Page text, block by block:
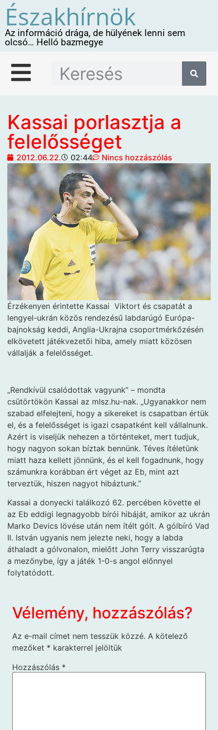
Északhírnök
Az információ drága, de hülyének lenni sem
olcsó… Helló bazmegye
Kassai porlasztja a
felelősséget
2012.06.22. 02:44 Nincs hozzászólás
Érzékenyen érintette Kassai Viktort és csapatát a
lengyel-ukrán közös rendezésű labdarúgó Európa-
bajnokság keddi, Anglia-Ukrajna csoportmérkőzésén
elkövetett játékvezetői hiba, amely miatt közösen
vállalják a felelősséget.
„Rendkívül csalódottak vagyunk” – mondta
csütörtökön Kassai az mlsz.hu-nak. „Ugyanakkor nem
szabad elfelejteni, hogy a sikereket is csapatban értük
el, és a felelősséget is igazi csapatként kell vállalnunk.
Azért is viseljük nehezen a történteket, mert tudjuk,
hogy nagyon sokan bíztak bennünk. Téves ítéletünk
miatt haza kellett jönnünk, és el kell fogadnunk, hogy
számunkra korábban ért véget az Eb, mint azt
terveztük, hiszen nagyot hibáztunk.”
Kassai a donyecki találkozó 62. percében követte el
az Eb eddigi legnagyobb bírói hibáját, amikor az ukrán
Marko Devics lövése után nem ítélt gólt. A gólbíró Vad
II. István ugyanis nem jelezte neki, hogy a labda
áthaladt a gólvonalon, mielőtt John Terry visszarúgta
a mezőnybe, így a játék 1-0-s angol előnnyel
folytatódott.
Vélemény, hozzászólás?
Az e-mail címet nem tesszük közzé. A kötelező
mezőket * karakterrel jelöltük
Hozzászólás *